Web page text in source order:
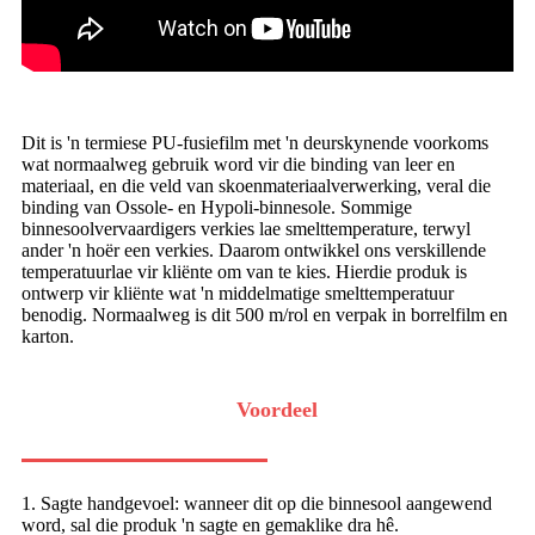
Dit is 'n termiese PU-fusiefilm met 'n deurskynende voorkoms
wat normaalweg gebruik word vir die binding van leer en
materiaal, en die veld van skoenmateriaalverwerking, veral die
binding van Ossole- en Hypoli-binnesole. Sommige
binnesoolvervaardigers verkies lae smelttemperature, terwyl
ander 'n hoër een verkies. Daarom ontwikkel ons verskillende
temperatuurlae vir kliënte om van te kies. Hierdie produk is
ontwerp vir kliënte wat 'n middelmatige smelttemperatuur
benodig. Normaalweg is dit 500 m/rol en verpak in borrelfilm en
karton.
Voordeel
1. Sagte handgevoel: wanneer dit op die binnesool aangewend
word, sal die produk 'n sagte en gemaklike dra hê.